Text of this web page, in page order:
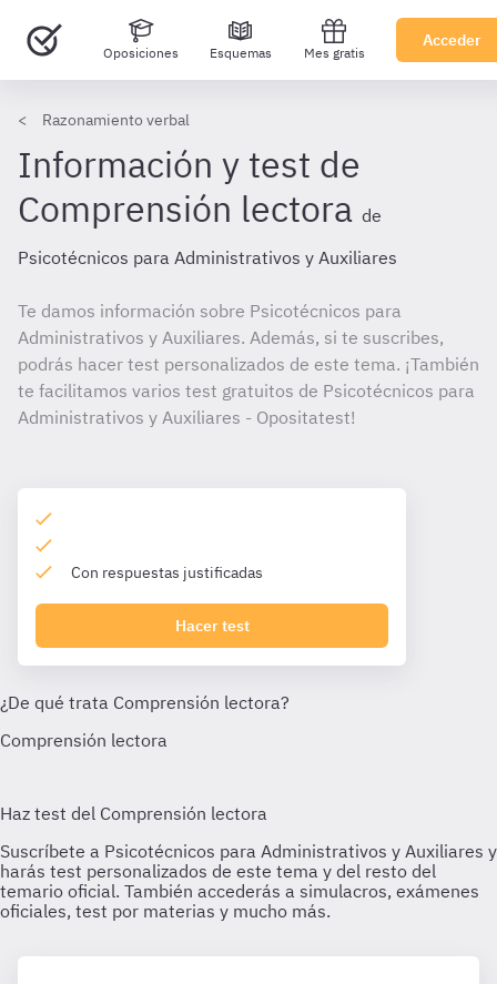
Oposiciones Esquemas Mes gratis
Acceder
Razonamiento verbal
Información y test de
Comprensión lectora de
Psicotécnicos para Administrativos y Auxiliares
Te damos información sobre Psicotécnicos para
Administrativos y Auxiliares. Además, si te suscribes,
podrás hacer test personalizados de este tema. ¡También
te facilitamos varios test gratuitos de Psicotécnicos para
Administrativos y Auxiliares - Opositatest!
Con respuestas justificadas
Hacer test